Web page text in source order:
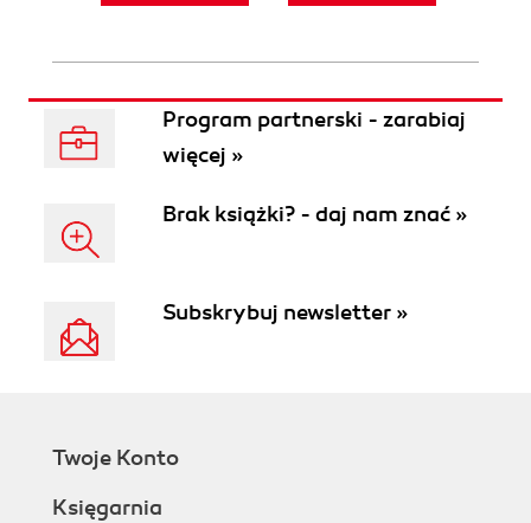
Program partnerski - zarabiaj
więcej »
Brak książki? - daj nam znać »
Subskrybuj newsletter »
Twoje Konto
Księgarnia